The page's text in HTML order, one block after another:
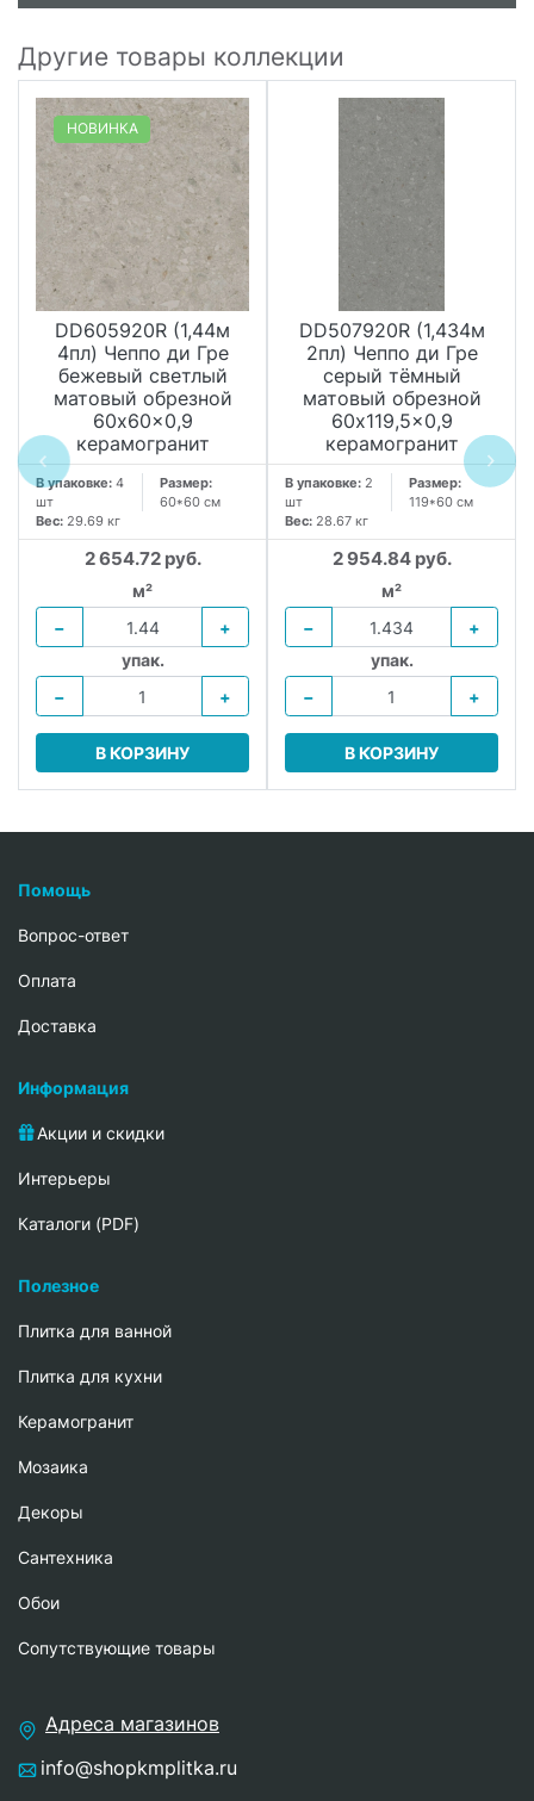
Другие товары коллекции
НОВИНКА
DD605920R (1,44м
4пл) Чеппо ди Гре
бежевый светлый
матовый обрезной
60x60x0,9
керамогранит
В упаковке: 4
шт
Размер:
60*60 см
Вес: 29.69 кг
2 654.72 руб.
м²
−
+
упак.
−
+
В КОРЗИНУ
DD507920R (1,434м
2пл) Чеппо ди Гре
серый тёмный
матовый обрезной
60x119,5x0,9
керамогранит
В упаковке: 2
шт
Размер:
119*60 см
Вес: 28.67 кг
2 954.84 руб.
м²
−
+
упак.
−
+
В КОРЗИНУ
Помощь
Вопрос-ответ
Oплата
Доставка
Информация
Акции и скидки
Интерьеры
Каталоги (PDF)
Полезное
Плитка для ванной
Плитка для кухни
Керамогранит
Мозаика
Декоры
Сантехника
Обои
Сопутствующие товары
Адреса магазинов
info@shopkmplitka.ru